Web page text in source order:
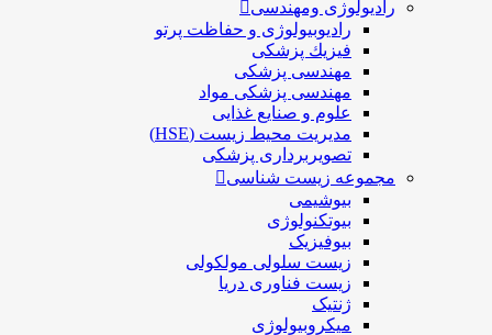
رادیولوژی ومهندسی
رادیوبیولوژی و حفاظت پرتو
فيزيك پزشکی
مهندسی پزشکی
مهندسی پزشکی مواد
علوم و صنايع غذایی
مدیریت محیط زیست (HSE)
تصویربرداری پزشکی
مجموعه زیست شناسی
بیوشیمی
بیوتکنولوژی
بیوفیزیک
زیست سلولی مولکولی
زیست فناوری دریا
ژنتیک
میکروبیولوژی